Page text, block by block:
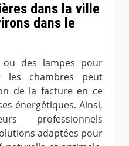
dans la ville
dans le
ou des lampes pour
les chambres peut
de la facture en ce
énergétiques. Ainsi,
professionnels
adaptées pour